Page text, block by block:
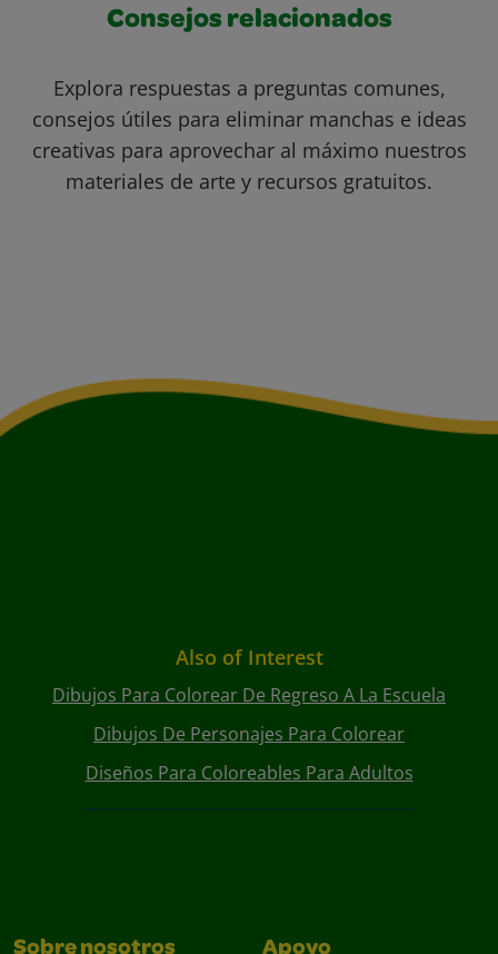
Consejos relacionados
Explora respuestas a preguntas comunes,
consejos útiles para eliminar manchas e ideas
creativas para aprovechar al máximo nuestros
materiales de arte y recursos gratuitos.
Also of Interest
Dibujos Para Colorear De Regreso A La Escuela
Dibujos De Personajes Para Colorear
Diseños Para Coloreables Para Adultos